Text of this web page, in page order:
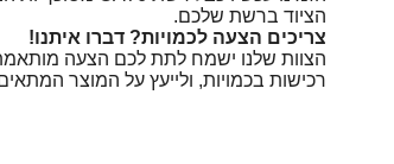
הציוד ברשת שלכם.
צריכים הצעה לכמויות? דברו איתנו!
הצוות שלנו ישמח לתת לכם הצעה
רכישות בכמויות, ולייעץ על המוצר